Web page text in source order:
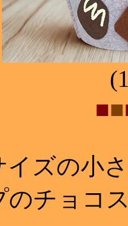
■■
ズの小
のチョコ